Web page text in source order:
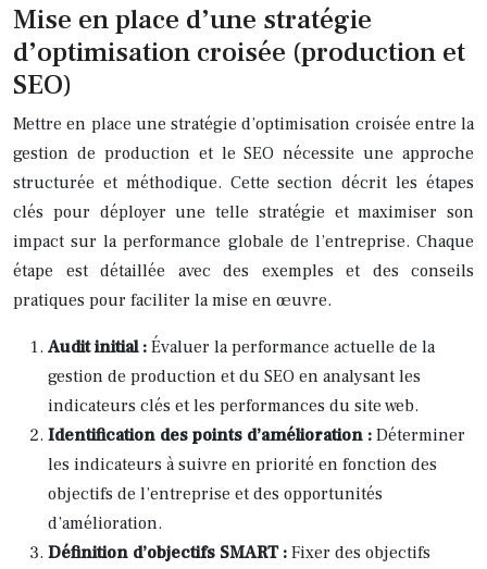
Mise en place d’une stratégie
d’optimisation croisée (production et
SEO)
Mettre en place une stratégie d’optimisation croisée entre la
gestion de production et le SEO nécessite une approche
structurée et méthodique. Cette section décrit les étapes
clés pour déployer une telle stratégie et maximiser son
impact sur la performance globale de l’entreprise. Chaque
étape est détaillée avec des exemples et des conseils
pratiques pour faciliter la mise en œuvre.
Audit initial : Évaluer la performance actuelle de la
gestion de production et du SEO en analysant les
indicateurs clés et les performances du site web.
Identification des points d’amélioration : Déterminer
les indicateurs à suivre en priorité en fonction des
objectifs de l’entreprise et des opportunités
d’amélioration.
Définition d’objectifs SMART : Fixer des objectifs